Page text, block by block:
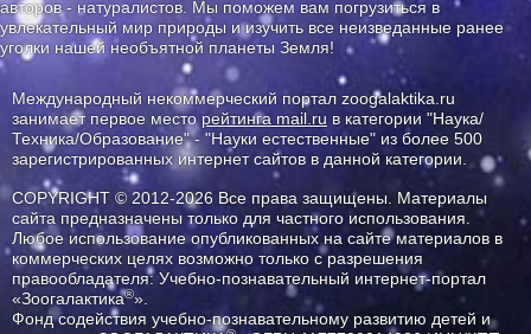
авторов - натуралистов. Мы поможем вам погрузиться в
увлекательный мир природы и изучить все неизведанные ранее
уголки нашей необъятной планеты Земля!
Международный некоммерческий портал zoogalaktika.ru
занимает первое месторейтинга mail.ru в категории "Наука/
Техника/Образование" - "Науки естественные" из более 500
зарегистрированных интернет сайтов в данной категории.
COPYRIGHT © 2012-2026 Все права защищены. Материалы
сайта предназначены только для частного использования.
Любое использование опубликованных на сайте материалов в
коммерческих целях возможно только с разрешения
правообладателя: Учебно-познавательный интернет-портал
«Зоогалактика®».
Фонд содействия учебно-познавательному развитию детей и